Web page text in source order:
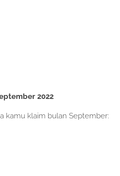
2022
kamu klaim bulan September: